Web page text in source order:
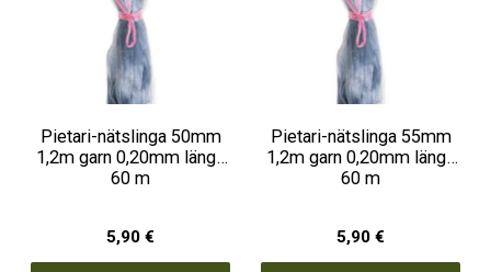
Pietari-nätslinga 50mm
1,2m garn 0,20mm längd
60 m
5,90 €
Pietari-nätslinga 55mm
1,2m garn 0,20mm längd
60 m
5,90 €